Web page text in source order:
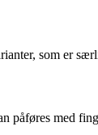
som er
påføres med